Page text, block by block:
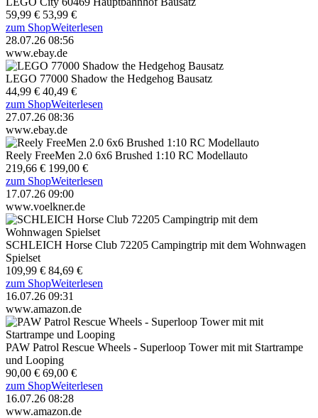
59,99 € 53,99 €
zum ShopWeiterlesen
28.07.26 08:56
www.ebay.de
LEGO 77000 Shadow the Hedgehog Bausatz
44,99 € 40,49 €
zum ShopWeiterlesen
27.07.26 08:36
www.ebay.de
Reely FreeMen 2.0 6x6 Brushed 1:10 RC Modellauto
219,66 € 199,00 €
zum ShopWeiterlesen
17.07.26 09:00
www.voelkner.de
SCHLEICH Horse Club 72205 Campingtrip mit dem Wohnwagen
Spielset
109,99 € 84,69 €
zum ShopWeiterlesen
16.07.26 09:31
www.amazon.de
PAW Patrol Rescue Wheels - Superloop Tower mit mit Startrampe
und Looping
90,00 € 69,00 €
zum ShopWeiterlesen
16.07.26 08:28
www.amazon.de